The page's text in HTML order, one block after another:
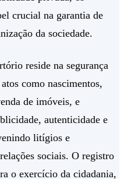
crucial na garantia de
da sociedade.
reside na segurança
como nascimentos,
de imóveis, e
autenticidade e
litígios e
sociais. O registro
o exercício da cidadania,